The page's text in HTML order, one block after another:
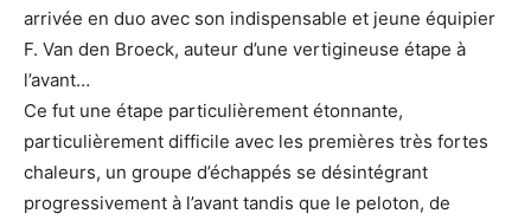
arrivée en duo avec son indispensable et jeune équipier
F. Van den Broeck, auteur d’une vertigineuse étape à
l’avant…
Ce fut une étape particulièrement étonnante,
particulièrement difficile avec les premières très fortes
chaleurs, un groupe d’échappés se désintégrant
progressivement à l’avant tandis que le peloton, de